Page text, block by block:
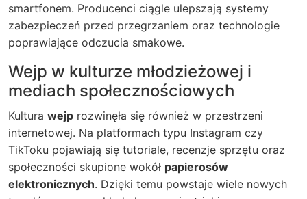
smartfonem. Producenci ciągle ulepszają systemy
zabezpieczeń przed przegrzaniem oraz technologie
poprawiające odczucia smakowe.
Wejp w kulturze młodzieżowej i
mediach społecznościowych
Kultura wejp rozwinęła się również w przestrzeni
internetowej. Na platformach typu Instagram czy
TikToku pojawiają się tutoriale, recenzje sprzętu oraz
społeczności skupione wokół papierosów
elektronicznych. Dzięki temu powstaje wiele nowych